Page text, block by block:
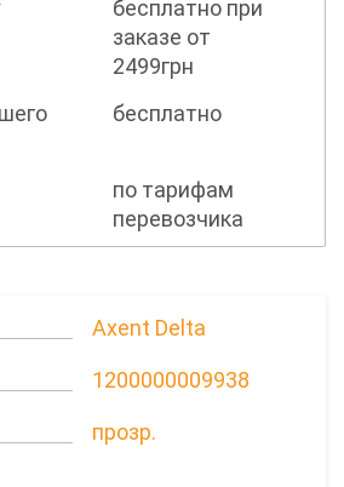
бесплатно при
заказе от
2499грн
бесплатно
по тарифам
перевозчика
Axent Delta
1200000009938
прозр.